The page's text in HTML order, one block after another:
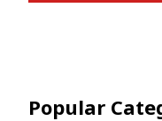
Popular